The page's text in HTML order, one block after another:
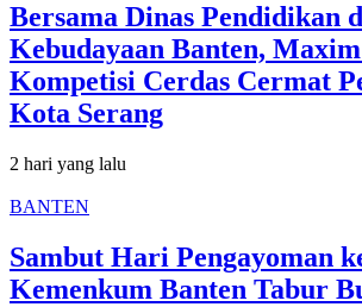
Bersama Dinas Pendidikan
Kebudayaan Banten,
Kompetisi Cerdas Cermat
Kota Serang
2 hari yang lalu
BANTEN
Sambut Hari Pengayoman
Kemenkum Banten Tabur